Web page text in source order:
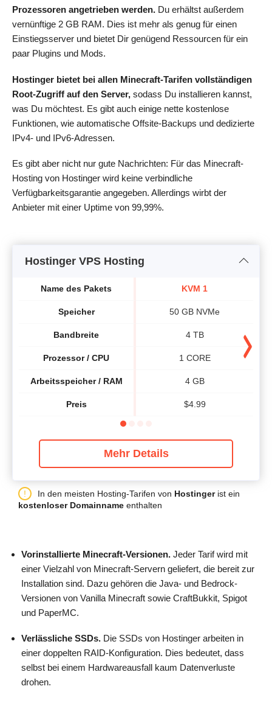
Prozessoren angetrieben werden. Du erhältst außerdem
vernünftige 2 GB RAM. Dies ist mehr als genug für einen
Einstiegsserver und bietet Dir genügend Ressourcen für ein
paar Plugins und Mods.
Hostinger bietet bei allen Minecraft-Tarifen vollständigen
Root-Zugriff auf den Server, sodass Du installieren kannst,
was Du möchtest. Es gibt auch einige nette kostenlose
Funktionen, wie automatische Offsite-Backups und dedizierte
IPv4- und IPv6-Adressen.
Es gibt aber nicht nur gute Nachrichten: Für das Minecraft-
Hosting von Hostinger wird keine verbindliche
Verfügbarkeitsgarantie angegeben. Allerdings wirbt der
Anbieter mit einer Uptime von 99,99%.
Hostinger VPS Hosting
Name des Pakets
Speicher
Bandbreite
Prozessor / CPU
Arbeitsspeicher / RAM
Preis
KVM 1
50 GB NVMe
4 TB
1 CORE
4 GB
$4.99
Mehr Details
In den meisten Hosting-Tarifen von Hostingerist ein
kostenloser Domainname enthalten
Vorinstallierte Minecraft-Versionen. Jeder Tarif wird mit
einer Vielzahl von Minecraft-Servern geliefert, die bereit zur
Installation sind. Dazu gehören die Java- und Bedrock-
Versionen von Vanilla Minecraft sowie CraftBukkit, Spigot
und PaperMC.
Verlässliche SSDs. Die SSDs von Hostinger arbeiten in
einer doppelten RAID-Konfiguration. Dies bedeutet, dass
selbst bei einem Hardwareausfall kaum Datenverluste
drohen.